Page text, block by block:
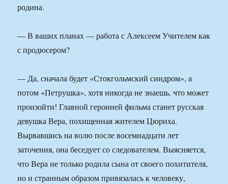
родина.
— В ваших планах — работа с Алексеем Учителем как
с продюсером?
— Да, сначала будет «Стокгольмский синдром», а
потом «Петрушка», хотя никогда не знаешь, что может
произойти! Главной героиней фильма станет русская
девушка Вера, похищенная жителем Цюриха.
Вырвавшись на волю после восемнадцати лет
заточения, она беседует со следователем. Выясняется,
что Вера не только родила сына от своего похитителя,
но и странным образом привязалась к человеку,